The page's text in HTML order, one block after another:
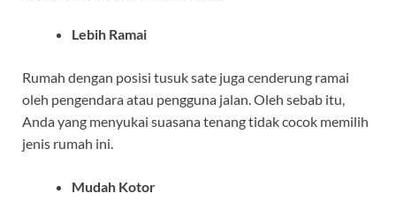
Lebih Ramai
Rumah dengan posisi tusuk sate juga cenderung ramai
oleh pengendara atau pengguna jalan. Oleh sebab itu,
Anda yang menyukai suasana tenang tidak cocok memilih
jenis rumah ini.
Mudah Kotor